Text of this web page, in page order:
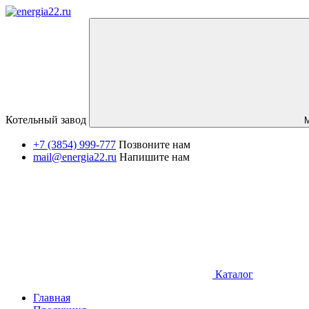
Котельный завод
+7 (3854) 999-777 Позвоните нам
mail@energia22.ru Напишите нам
Каталог
Главная